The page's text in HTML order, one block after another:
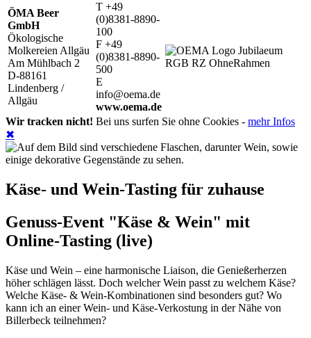
ÖMA Beer
GmbH
Ökologische
Molkereien Allgäu
Am Mühlbach 2
D-88161
Lindenberg /
Allgäu
T +49
(0)8381-8890-
100
F +49
(0)8381-8890-
500
E
info@oema.de
www.oema.de
Wir tracken nicht! Bei uns surfen Sie ohne Cookies - mehr Infos
✖
Käse- und Wein-Tasting für zuhause
Genuss-Event "Käse & Wein" mit
Online-Tasting (live)
Käse und Wein – eine harmonische Liaison, die Genießerherzen
höher schlägen lässt. Doch welcher Wein passt zu welchem Käse?
Welche Käse- & Wein-Kombinationen sind besonders gut? Wo
kann ich an einer Wein- und Käse-Verkostung in der Nähe von
Billerbeck teilnehmen?